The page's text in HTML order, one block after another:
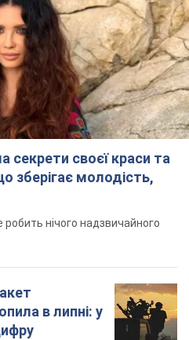
секрети своєї краси та
зберігає молодість,
нічого надзвичайного
в липні: у